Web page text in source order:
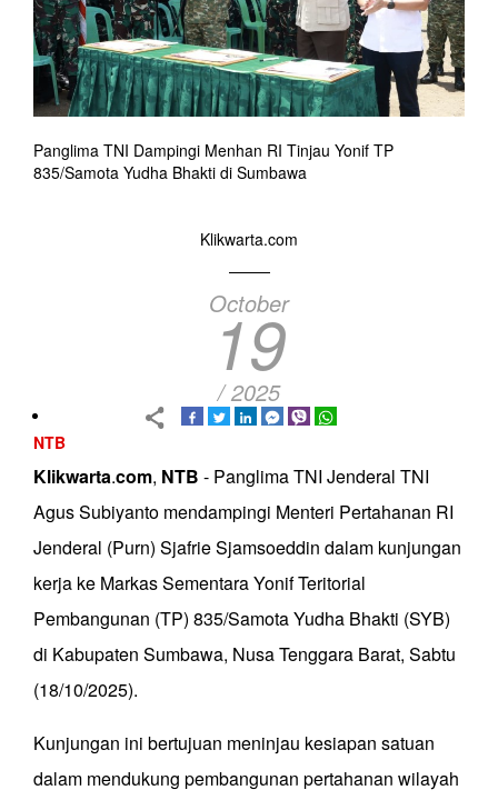
Panglima TNI Dampingi Menhan RI Tinjau Yonif TP
835/Samota Yudha Bhakti di Sumbawa
Klikwarta.com
October
19
/ 2025
NTB
Klikwarta.com, NTB - Panglima TNI Jenderal TNI
Agus Subiyanto mendampingi Menteri Pertahanan RI
Jenderal (Purn) Sjafrie Sjamsoeddin dalam kunjungan
kerja ke Markas Sementara Yonif Teritorial
Pembangunan (TP) 835/Samota Yudha Bhakti (SYB)
di Kabupaten Sumbawa, Nusa Tenggara Barat, Sabtu
(18/10/2025).
Kunjungan ini bertujuan meninjau kesiapan satuan
dalam mendukung pembangunan pertahanan wilayah